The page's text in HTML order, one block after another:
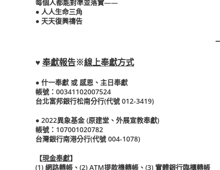
每個人都能對準並落實——
● 人人生命三角
● 天天復興禱告
♥奉獻報告※線上奉獻方式
● 什一奉獻 或 感恩、主日奉獻
帳號：00341102007524
台北富邦銀行松南分行(代號 012-3419)
● 2022異象基金 (原建堂、外展宣教奉獻)
帳號：107001020782
台灣銀行南港分行(代號 004-1078)
【現金奉獻】
(1) 網路轉帳、(2) ATM提款機轉帳、(3) 實體銀行臨櫃轉帳